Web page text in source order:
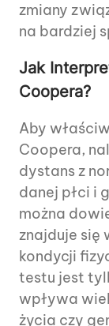
zmiany
na bardziej
Jak
Coopera?
Aby
Coopera,
dystans z
danej płci i
można
znajduje się
kondycji
testu jest
wpływa
życia czy